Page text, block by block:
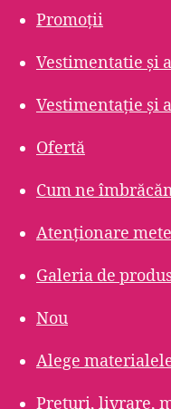
Promoții
Vestimentatie și
Vestimentație și
Ofertă
Cum ne
Atenționare
Galeria de
Nou
Alege
Prețuri, livrare,